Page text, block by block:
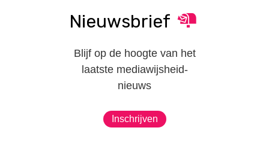
Nieuwsbrief
Blijf op de hoogte van het
laatste mediawijsheid-
nieuws
Inschrijven